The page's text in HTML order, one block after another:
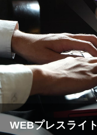
WEBプレスライト